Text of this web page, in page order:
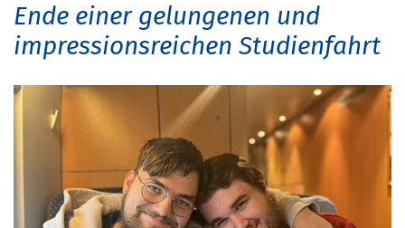
Ende einer gelungenen und
impressionsreichen Studienfahrt